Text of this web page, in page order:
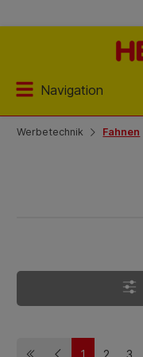
Navigation
Werbetechnik Fahnen
1 2 3